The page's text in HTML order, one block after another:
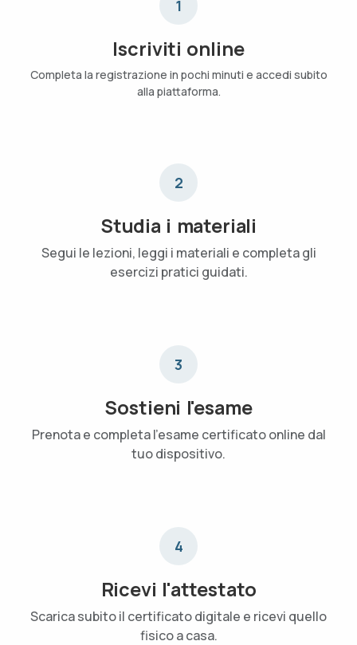
1
Iscriviti online
Completa la registrazione in pochi minuti e accedi subito
alla piattaforma.
2
Studia i materiali
Segui le lezioni, leggi i materiali e completa gli
esercizi pratici guidati.
3
Sostieni l'esame
Prenota e completa l'esame certificato online dal
tuo dispositivo.
4
Ricevi l'attestato
Scarica subito il certificato digitale e ricevi quello
fisico a casa.